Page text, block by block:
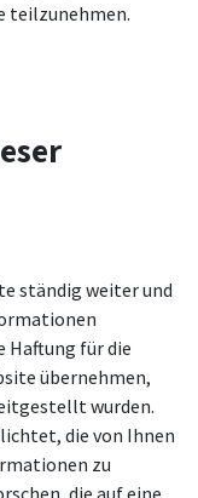
teilzunehmen.
ständig weiter und
Haftung für die
übernehmen,
wurden.
die von Ihnen
zu
die auf eine